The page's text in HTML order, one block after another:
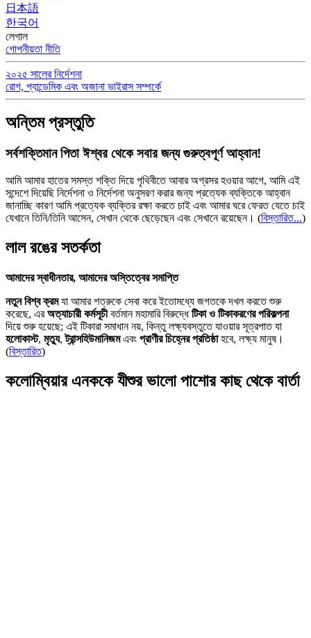
日本語
한국어
লেগাল
গোপনীয়তা নীতি
২০২৫ সালের নির্দেশনা
রোগ, প্যান্ডেমিক এবং অজানা ভাইরাস সম্পর্কে
অন্তিম প্রস্তুতি
সর্বশক্তিমান পিতা ঈশ্বর থেকে সবার জন্য গুরুত্বপূর্ণ আহ্বান!
আমি আমার হাতের সমস্ত শক্তি দিয়ে পৃথিবীতে আবার অগ্রসর হওয়ার আগে, আমি এই
সন্দেশে দিয়েছি নির্দেশনা ও নির্দেশনা অনুসরণ করার জন্য প্রত্যেক ব্যক্তিকে আহ্বান
জানাচ্ছি কারণ আমি প্রত্যেক ব্যক্তির রক্ষা করতে চাই এবং আমার ঘরে ফেরত যেতে চাই
যেখানে তিনি/তিনি আসেন, সেখান থেকে ছেড়েছেন এবং সেখানে রয়েছেন। (বিস্তারিত...)
লাল রঙের সতর্কতা
আমাদের স্বাধীনতার, আমাদের অস্তিত্বের সমাপ্তি
নতুন বিশ্ব ক্রমযা আমার শত্রুকে সেবা করে ইতোমধ্যে জগতকে দখল করতে শুরু
করেছে, এরঅত্যাচারী কর্মসূচীবর্তমান মহামারি বিরুদ্ধেটিকা ও টিকাকরণের পরিকল্পনা
দিয়ে শুরু হয়েছে; এই টিকারা সমাধান নয়, কিন্তু লক্ষ্যবস্তুতে যাওয়ার সূত্রপাত যা
হলোকাস্ট, মৃত্যু,ট্রান্সহিউমানিজমএবং প্রাণীর চিহ্নের প্রতিষ্ঠাহবে, লক্ষ্য মানুষ।
(বিস্তারিত)
কলোম্বিয়ার এনককে যীশুর ভালো পাশোর কাছ থেকে বার্তা